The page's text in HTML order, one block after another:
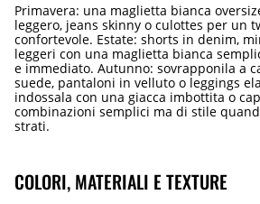
Primavera: una maglietta bianca
leggero, jeans skinny o culottes per un
confortevole. Estate: shorts in denim,
leggeri con una maglietta bianca
e immediato. Autunno: sovrapponila a
suede, pantaloni in velluto o leggings
indossala con una giacca imbottita o
combinazioni semplici ma di stile
strati.
COLORI, MATERIALI E TEXTURE